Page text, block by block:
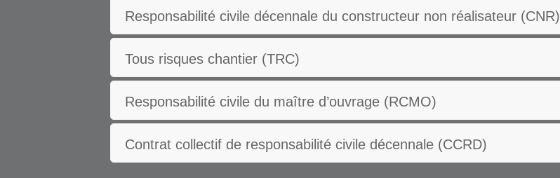
Responsabilité civile décennale du constructeur non réalisateur (CNR)
Tous risques chantier (TRC)
Responsabilité civile du maître d’ouvrage (RCMO)
Contrat collectif de responsabilité civile décennale (CCRD)